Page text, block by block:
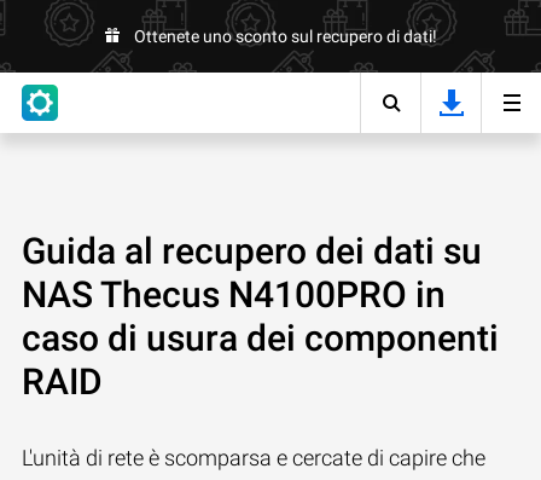
Ottenete uno sconto sul recupero di dati!
Guida al recupero dei dati su
NAS Thecus N4100PRO in
caso di usura dei componenti
RAID
L'unità di rete è scomparsa e cercate di capire che